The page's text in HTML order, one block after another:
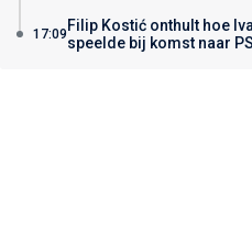
17:09 Filip Kostić onthult hoe
speelde bij komst naar